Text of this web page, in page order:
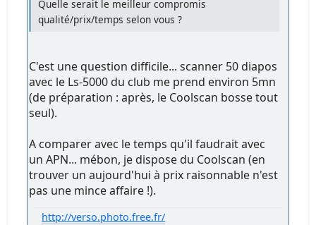
Quelle serait le meilleur compromis
qualité/prix/temps selon vous ?
C'est une question difficile... scanner 50 diapos
avec le Ls-5000 du club me prend environ 5mn
(de préparation : après, le Coolscan bosse tout
seul).
A comparer avec le temps qu'il faudrait avec
un APN... mébon, je dispose du Coolscan (en
trouver un aujourd'hui à prix raisonnable n'est
pas une mince affaire !).
http://verso.photo.free.fr/